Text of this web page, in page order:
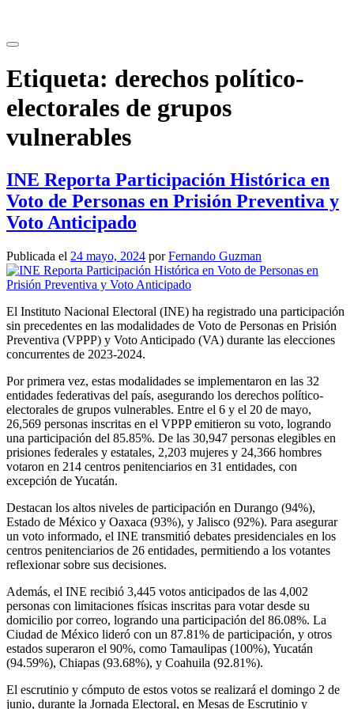
contenido
Etiqueta: derechos político-
electorales de grupos
vulnerables
INE Reporta Participación Histórica en
Voto de Personas en Prisión Preventiva y
Voto Anticipado
Publicada el 24 mayo, 2024 porFernando Guzman
El Instituto Nacional Electoral (INE) ha registrado una participación
sin precedentes en las modalidades de Voto de Personas en Prisión
Preventiva (VPPP) y Voto Anticipado (VA) durante las elecciones
concurrentes de 2023-2024.
Por primera vez, estas modalidades se implementaron en las 32
entidades federativas del país, asegurando los derechos político-
electorales de grupos vulnerables. Entre el 6 y el 20 de mayo,
26,569 personas inscritas en el VPPP emitieron su voto, logrando
una participación del 85.85%. De las 30,947 personas elegibles en
prisiones federales y estatales, 2,203 mujeres y 24,366 hombres
votaron en 214 centros penitenciarios en 31 entidades, con
excepción de Yucatán.
Destacan los altos niveles de participación en Durango (94%),
Estado de México y Oaxaca (93%), y Jalisco (92%). Para asegurar
un voto informado, el INE transmitió debates presidenciales en los
centros penitenciarios de 26 entidades, permitiendo a los votantes
reflexionar sobre sus decisiones.
Además, el INE recibió 3,445 votos anticipados de las 4,002
personas con limitaciones físicas inscritas para votar desde su
domicilio por correo, logrando una participación del 86.08%. La
Ciudad de México lideró con un 87.81% de participación, y otros
estados superaron el 90%, como Tamaulipas (100%), Yucatán
(94.59%), Chiapas (93.68%), y Coahuila (92.81%).
El escrutinio y cómputo de estos votos se realizará el domingo 2 de
junio, durante la Jornada Electoral, en Mesas de Escrutinio y